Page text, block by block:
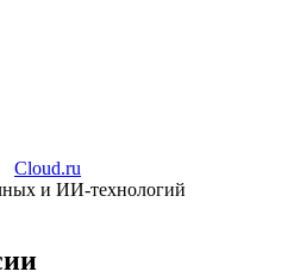
Cloud.ru
и ИИ-технологий